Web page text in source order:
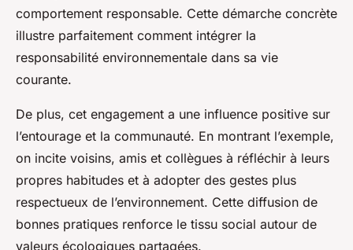
comportement responsable. Cette démarche concrète
illustre parfaitement comment intégrer la
responsabilité environnementale dans sa vie
courante.
De plus, cet engagement a une influence positive sur
l’entourage et la communauté. En montrant l’exemple,
on incite voisins, amis et collègues à réfléchir à leurs
propres habitudes et à adopter des gestes plus
respectueux de l’environnement. Cette diffusion de
bonnes pratiques renforce le tissu social autour de
valeurs écologiques partagées.